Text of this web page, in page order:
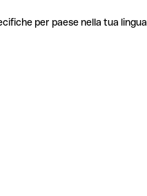
per paese nella tua lingua